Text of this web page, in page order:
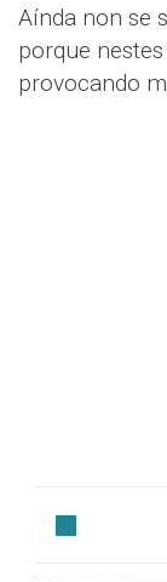
Aínda non se
porque
provocando